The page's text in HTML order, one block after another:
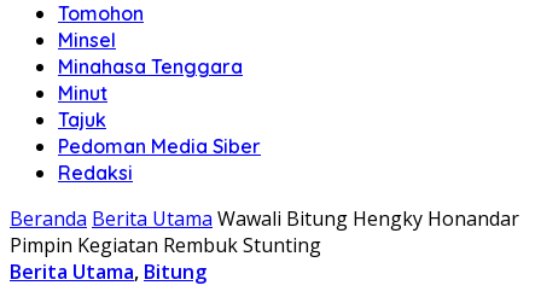
Tomohon
Minsel
Minahasa Tenggara
Minut
Tajuk
Pedoman Media Siber
Redaksi
Beranda Berita Utama Wawali Bitung Hengky Honandar
Pimpin Kegiatan Rembuk Stunting
Berita Utama, Bitung